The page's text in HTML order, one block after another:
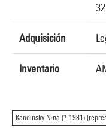
Adquisición
Inventario
Kandinsky Nina (?-1981)